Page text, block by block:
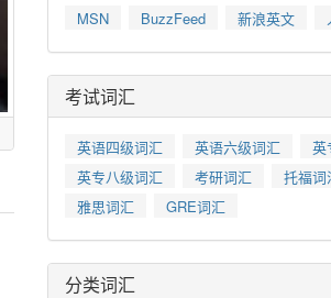
MSN
BuzzFeed 新浪英文
考试词汇
英语四级词汇 英语六级词汇
英
英专八级词汇
考研词汇
托福词
雅思词汇
GRE词汇
分类词汇